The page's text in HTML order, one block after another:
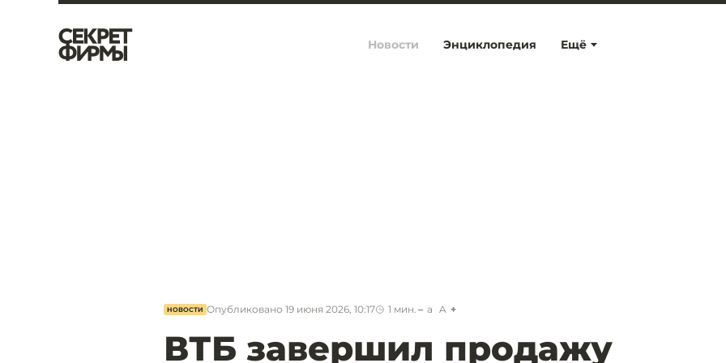
Ещё
Новости Энциклопедия
НОВОСТИ Опубликовано 19 июня 2026, 10:17 1 мин. a A
ВТБ завершил продажу